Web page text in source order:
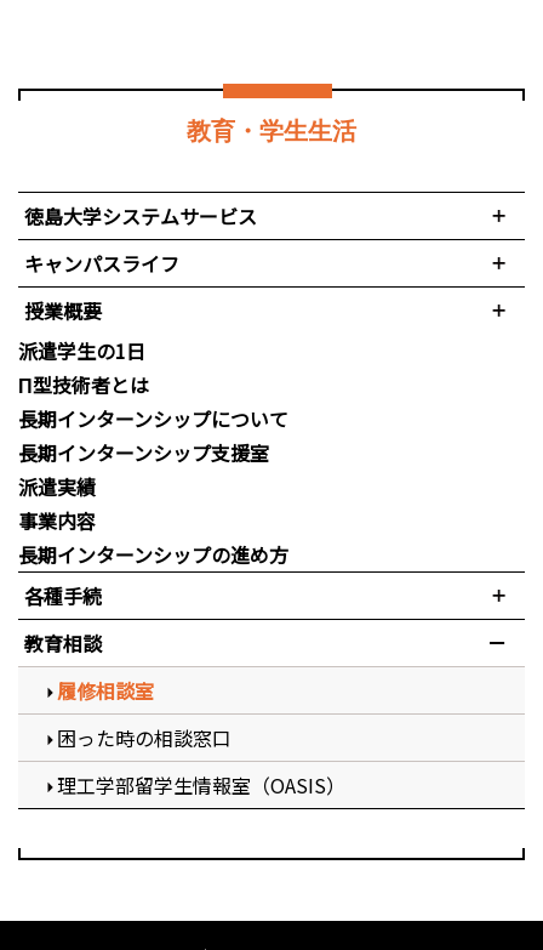
教育・学生生活
徳島大学システムサービス
キャンパスライフ
授業概要
派遣学生の1日
Π型技術者とは
長期インターンシップについて
長期インターンシップ支援室
派遣実績
事業内容
長期インターンシップの進め方
各種手続
教育相談
履修相談室
困った時の相談窓口
理工学部留学生情報室（OASIS）